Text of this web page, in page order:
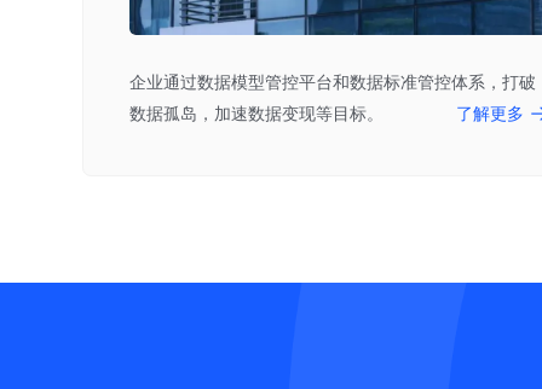
企业通过数据模型管控平台和数据标准管控体系，打破
数据孤岛，加速数据变现等目标。
了解更多